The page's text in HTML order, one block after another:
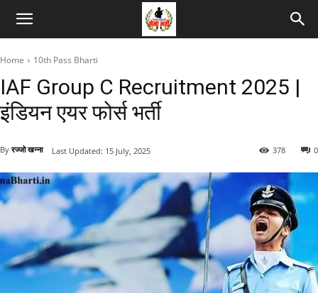
Home 10th Pass Bharti
IAF Group C Recruitment 2025 |
इंडियन एयर फोर्स भर्ती
By रज्जो खन्ना 0
378
Last Updated: 15 July, 2025